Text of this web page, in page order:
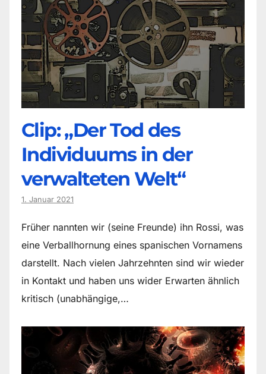
Clip: „Der Tod des
Individuums in der
verwalteten Welt“
1. Januar 2021
Früher nannten wir (seine Freunde) ihn Rossi, was
eine Verballhornung eines spanischen Vornamens
darstellt. Nach vielen Jahrzehnten sind wir wieder
in Kontakt und haben uns wider Erwarten ähnlich
kritisch (unabhängige,…